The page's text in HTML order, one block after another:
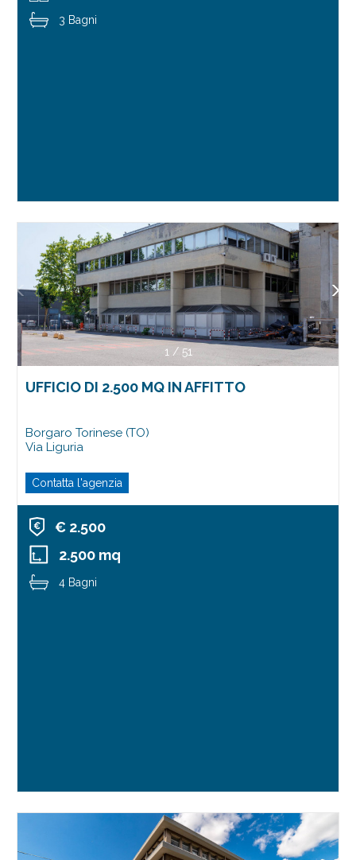
3 Bagni
1/ 51
UFFICIO DI 2.500 MQ IN AFFITTO
Borgaro Torinese (TO)
Via Liguria
Contatta l'agenzia
€ 2.500
2.500 mq
4 Bagni